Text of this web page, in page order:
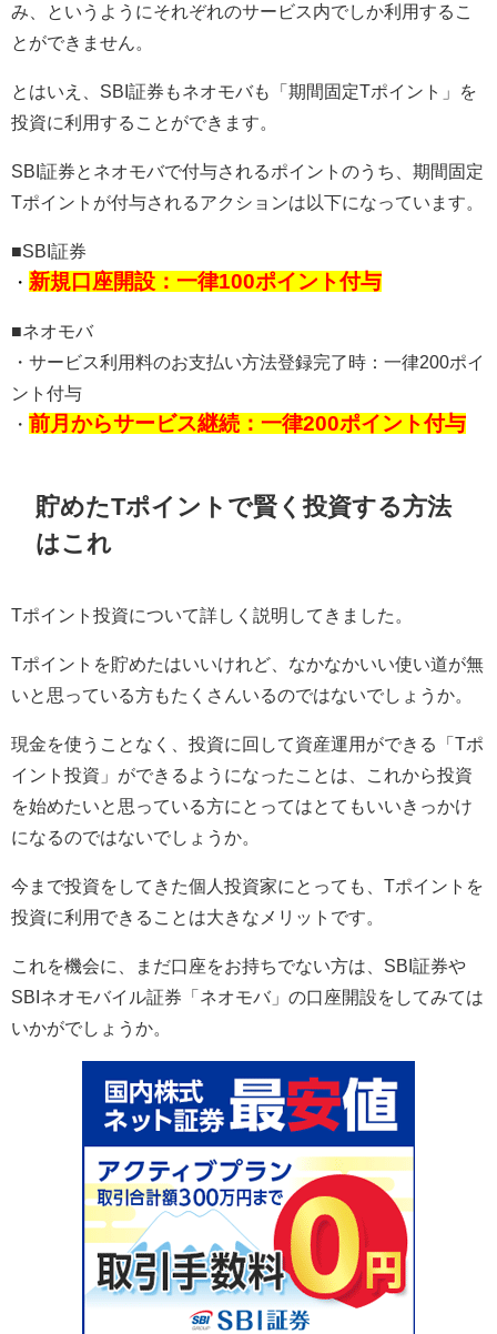
み、というようにそれぞれのサービス内でしか利用するこ
とができません。
とはいえ、SBI証券もネオモバも「期間固定Tポイント」を
投資に利用することができます。
SBI証券とネオモバで付与されるポイントのうち、期間固定
Tポイントが付与されるアクションは以下になっています。
■SBI証券
・ 新規口座開設：一律100ポイント付与
■ネオモバ
・サービス利用料のお支払い方法登録完了時：一律200ポイ
ント付与
・ 前月からサービス継続：一律200ポイント付与
貯めたTポイントで賢く投資する方法
はこれ
Tポイント投資について詳しく説明してきました。
Tポイントを貯めたはいいけれど、なかなかいい使い道が無
いと思っている方もたくさんいるのではないでしょうか。
現金を使うことなく、投資に回して資産運用ができる「Tポ
イント投資」ができるようになったことは、これから投資
を始めたいと思っている方にとってはとてもいいきっかけ
になるのではないでしょうか。
今まで投資をしてきた個人投資家にとっても、Tポイントを
投資に利用できることは大きなメリットです。
これを機会に、まだ口座をお持ちでない方は、SBI証券や
SBIネオモバイル証券「ネオモバ」の口座開設をしてみては
いかがでしょうか。